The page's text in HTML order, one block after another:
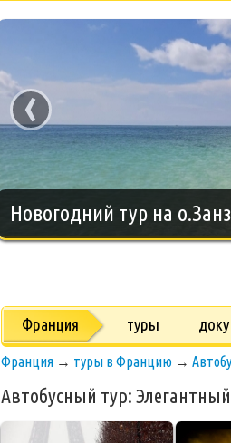
Новогодний тур на
‹
Франция туры
Франция → туры в Францию →
Автобусный тур: